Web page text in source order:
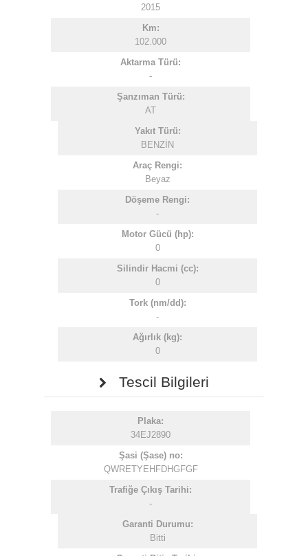
2015
Km:
102.000
Aktarma Türü:
-
Şanzıman Türü:
AT
Yakıt Türü:
BENZİN
Araç Rengi:
Beyaz
Döşeme Rengi:
-
Motor Gücü (hp):
0
Silindir Hacmi (cc):
0
Tork (nm/dd):
-
Ağırlık (kg):
0
Tescil Bilgileri
Plaka:
34EJ2890
Şasi (Şase) no:
QWRETYEHFDHGFGF
Trafiğe Çıkış Tarihi:
-
Garanti Durumu:
Bitti